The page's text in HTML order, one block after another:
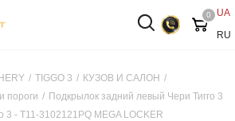
UA
RU
0
/ TIGGO 3 / КУЗОВ И САЛОН /
пороги / Подкрылок задний левый Чери Тигго 3
3 - T11-3102121PQ MEGA LOCKER